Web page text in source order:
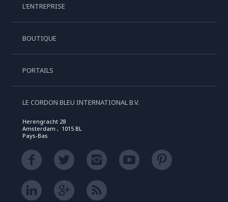
L'ENTREPRISE
BOUTIQUE
PORTAILS
LE CORDON BLEU INTERNATIONAL B.V.
Herengracht 28
Amsterdam , 1015 BL
Pays-Bas